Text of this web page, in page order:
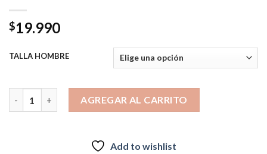
$19.990
TALLA HOMBRE
AGREGAR AL CARRITO
Add to wishlist